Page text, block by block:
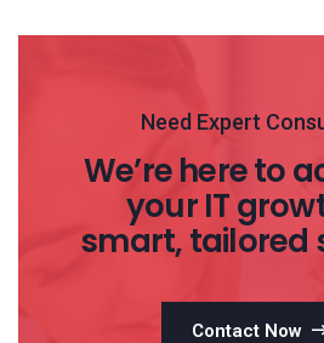
Need Expert
We’re here to
your IT
smart, tailored
Contact Now